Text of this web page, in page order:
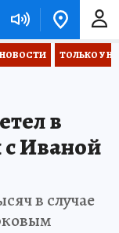
НОВОСТИ ТОЛЬКО У
в
с Иваной
в случае